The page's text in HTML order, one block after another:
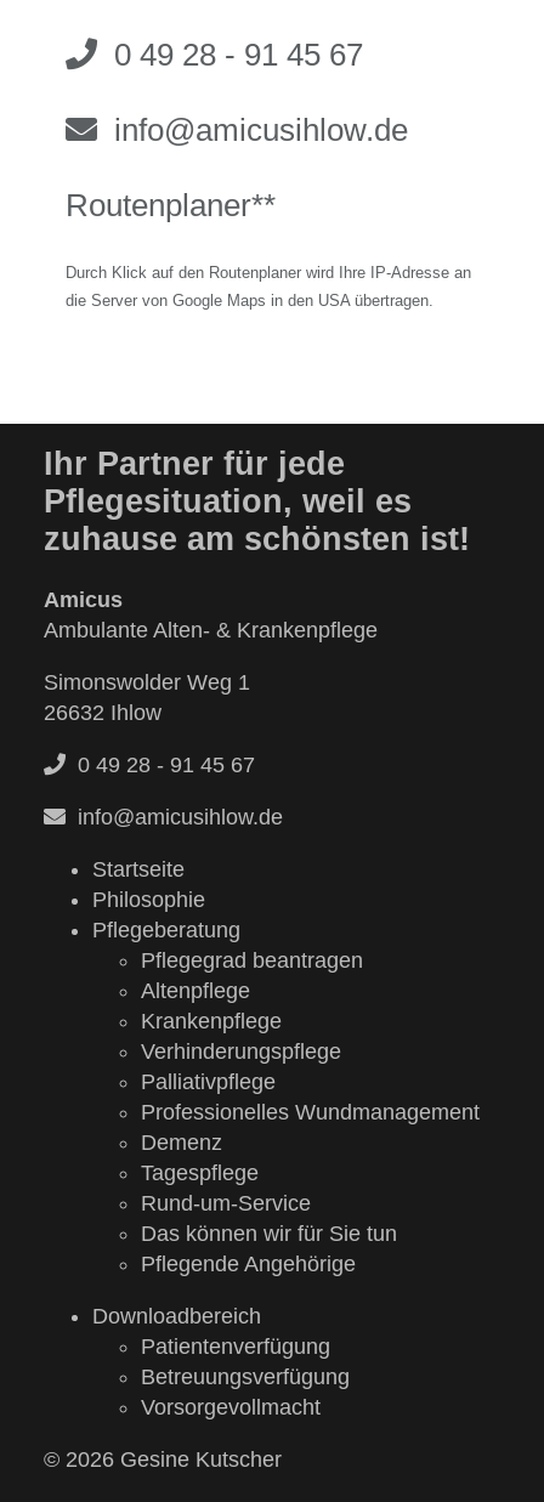
0 49 28 - 91 45 67
info@amicusihlow.de
Routenplaner**
Durch Klick auf den Routenplaner wird Ihre IP-Adresse an
die Server von Google Maps in den USA übertragen.
Ihr Partner für jede
Pflegesituation, weil es
zuhause am schönsten ist!
Amicus
Ambulante Alten- & Krankenpflege
Simonswolder Weg 1
26632 Ihlow
0 49 28 - 91 45 67
info@amicusihlow.de
Startseite
Philosophie
Pflegeberatung
Pflegegrad beantragen
Altenpflege
Krankenpflege
Verhinderungspflege
Palliativpflege
Professionelles Wundmanagement
Demenz
Tagespflege
Rund-um-Service
Das können wir für Sie tun
Pflegende Angehörige
Downloadbereich
Patientenverfügung
Betreuungsverfügung
Vorsorgevollmacht
© 2026 Gesine Kutscher